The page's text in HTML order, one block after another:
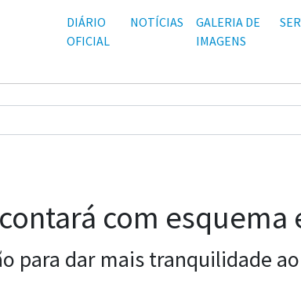
DIÁRIO
OFICIAL
NOTÍCIAS
GALERIA DE
IMAGENS
com
para dar mais tranquilidade